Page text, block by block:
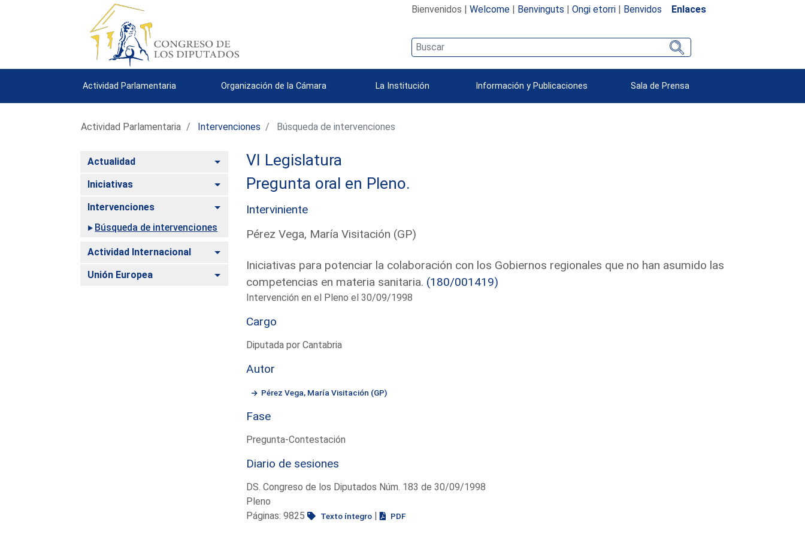
Bienvenidos | Welcome| Benvinguts | Ongi etorri| Benvidos Enlaces
Actividad Parlamentaria Organización de la Cámara La Institución Información y Publicaciones Sala de Prensa
Actividad Parlamentaria Intervenciones Búsqueda de intervenciones
Actualidad Alternar
Iniciativas Alternar
Intervenciones
Alternar
Búsqueda de intervenciones
Actividad Internacional Alternar
Unión Europea Alternar
VI Legislatura
Pregunta oral en Pleno.
Interviniente
Pérez Vega, María Visitación (GP)
Iniciativas para potenciar la colaboración con los Gobiernos regionales que no han asumido las
competencias en materia sanitaria. (180/001419)
Intervención en el Pleno el 30/09/1998
Cargo
Diputada por Cantabria
Autor
Pérez Vega, María Visitación (GP)
Fase
Pregunta-Contestación
Diario de sesiones
DS. Congreso de los Diputados Núm. 183 de 30/09/1998
Pleno
Páginas: 9825
Texto íntegro| PDF